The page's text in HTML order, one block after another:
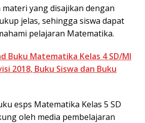
yang disajikan dengan
jelas, sehingga siswa dapat
pelajaran Matematika.
Buku Matematika Kelas 4 SD/MI
2018, Buku Siswa dan Buku
esps Matematika Kelas 5 SD
oleh media pembelajaran